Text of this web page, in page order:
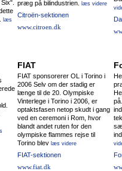
læs
præg på bilindustrien.
læs videre
Citroën-sektionen
www.citroen.dk
FIAT
FIAT sponsorerer OL i Torino i
2006 Selv om der stadig er
længe til de 20. Olympiske
Vinterlege i Torino i 2006, er
optaktsfasen netop skudt i gang
ved en ceremoni i Rom, hvor
blandt andet ruten for den
olympiske flammes rejse til
Torino blev læs videre
FIAT-sektionen
www.fiat.dk